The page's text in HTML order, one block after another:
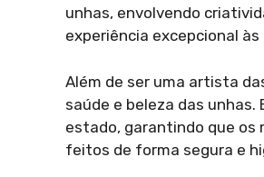
unhas, envolvendo
experiência excepcional
Além de ser uma artista
saúde e beleza das
estado, garantindo que os
feitos de forma segura e